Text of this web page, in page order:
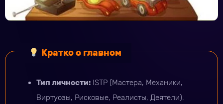
Кратко о главном
Тип личности: ISTP (Мастера, Механики,
Виртуозы, Рисковые, Реалисты, Деятели).